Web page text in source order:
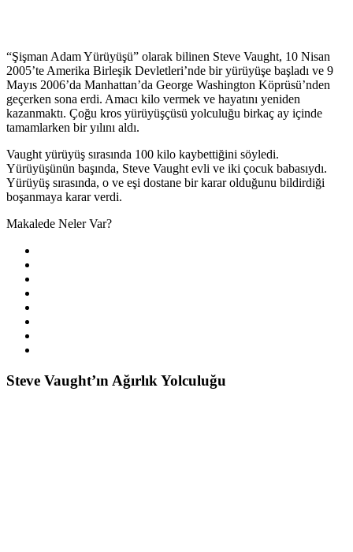
“Şişman Adam Yürüyüşü” olarak bilinen Steve Vaught, 10 Nisan
2005’te Amerika Birleşik Devletleri’nde bir yürüyüşe başladı ve 9
Mayıs 2006’da Manhattan’da George Washington Köprüsü’nden
geçerken sona erdi. Amacı kilo vermek ve hayatını yeniden
kazanmaktı. Çoğu kros yürüyüşçüsü yolculuğu birkaç ay içinde
tamamlarken bir yılını aldı.
Vaught yürüyüş sırasında 100 kilo kaybettiğini söyledi.
Yürüyüşünün başında, Steve Vaught evli ve iki çocuk babasıydı.
Yürüyüş sırasında, o ve eşi dostane bir karar olduğunu bildirdiği
boşanmaya karar verdi.
Makalede Neler Var?
Steve Vaught’ın Ağırlık Yolculuğu